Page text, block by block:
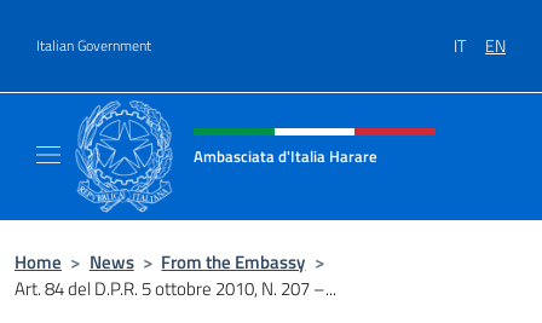
Italian Government IT EN
Header, social and menu of site
Ambasciata d'Italia Harare
Home > News > From the Embassy >
Art. 84 del D.P.R. 5 ottobre 2010, N. 207 –...